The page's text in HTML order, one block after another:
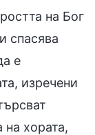
на Бог
спасява
е
изречени
на хората,